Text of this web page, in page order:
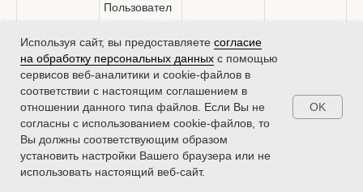
Пользовател
3. Цель: Организация доступа Пользователей к
Продуктам и их поддержка
Пользовател
и
Фамилия,
имя,
отчество;
телефонный
номер, адрес
электронной
Согласие
субъекта (п.
1 ч. 1 ст. 6
152-ФЗ)
Заключение
и исполнение
прекращения
эксплуатации
клиентом и/
Используя сайт, вы предоставляете согласие
на обработку персональных данных с помощью
сервисов веб-аналитики и cookie-файлов в
соответствии с настоящим соглашением в
отношении данного типа файлов. Если Вы не
согласны с использованием cookie-файлов, то
Вы должны соответствующим образом
установить настройки Вашего браузера или не
использовать настоящий веб-сайт.
OK